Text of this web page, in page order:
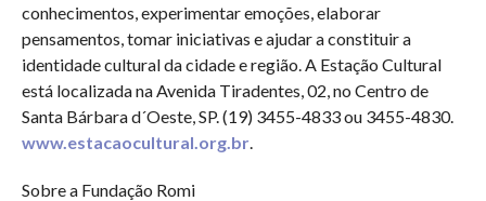
conhecimentos, experimentar emoções, elaborar
pensamentos, tomar iniciativas e ajudar a constituir a
identidade cultural da cidade e região. A Estação Cultural
está localizada na Avenida Tiradentes, 02, no Centro de
Santa Bárbara d´Oeste, SP. (19) 3455-4833 ou 3455-4830.
www.estacaocultural.org.br.
Sobre a Fundação Romi